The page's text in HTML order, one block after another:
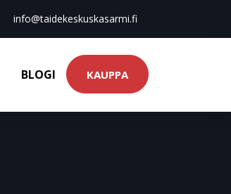
info@taidekeskuskasarmi.fi
BLOGI KAUPPA